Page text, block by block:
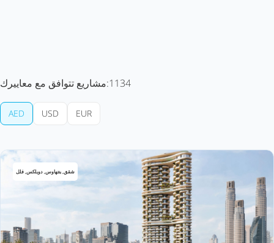
1134مشاريع تتوافق مع معاييرك:
AED USD EUR
شقق, بنتهاوس, دوبلكس, فلل